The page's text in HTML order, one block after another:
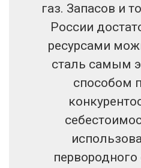
газ. Запасов и
России
ресурсами
сталь самым
способом